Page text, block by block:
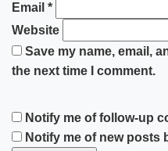
Email *
Website
Save my name, email,
the next time I comment.
Notify me of follow-up
Notify me of new posts